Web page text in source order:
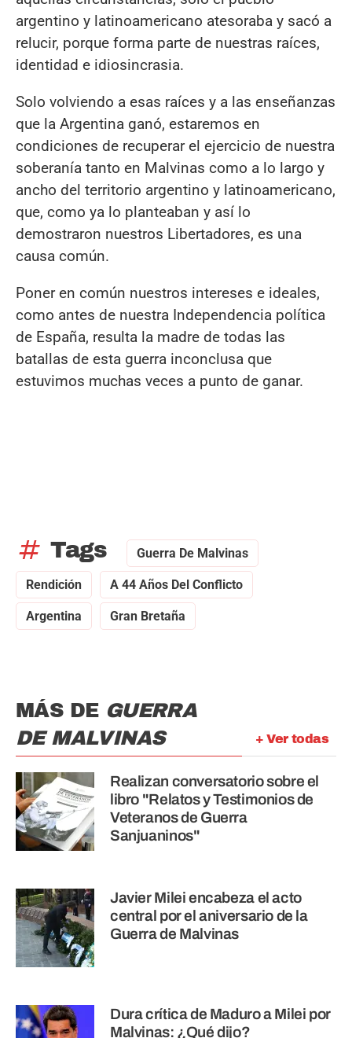
argentino y latinoamericano atesoraba y sacó a
relucir, porque forma parte de nuestras raíces,
identidad e idiosincrasia.
Solo volviendo a esas raíces y a las enseñanzas
que la Argentina ganó, estaremos en
condiciones de recuperar el ejercicio de nuestra
soberanía tanto en Malvinas como a lo largo y
ancho del territorio argentino y latinoamericano,
que, como ya lo planteaban y así lo
demostraron nuestros Libertadores, es una
causa común.
Poner en común nuestros intereses e ideales,
como antes de nuestra Independencia política
de España, resulta la madre de todas las
batallas de esta guerra inconclusa que
estuvimos muchas veces a punto de ganar.
tag Tags Guerra De Malvinas
Rendición A 44 Años Del Conflicto
Argentina Gran Bretaña
+ Ver todas
MÁS DE GUERRA
DE MALVINAS
Realizan conversatorio sobre el
libro "Relatos y Testimonios de
Veteranos de Guerra
Sanjuaninos"
Javier Milei encabeza el acto
central por el aniversario de la
Guerra de Malvinas
Dura crítica de Maduro a Milei por
Malvinas: ¿Qué dijo?